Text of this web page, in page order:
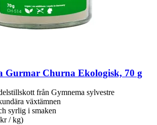
Gurmar Churna Ekologisk, 70 g
från Gymnema sylvestre
växtämnen
syrlig i smaken
/ kg)